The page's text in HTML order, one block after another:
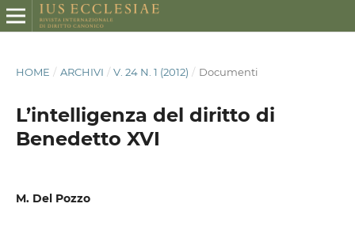
HOME / ARCHIVI / V. 24 N. 1 (2012) / Documenti
L’intelligenza del diritto di
Benedetto XVI
M. Del Pozzo